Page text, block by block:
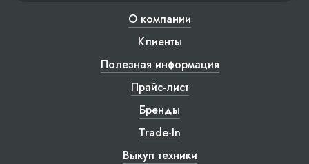
О компании
Клиенты
Полезная информация
Прайс-лист
Бренды
Trade-In
Выкуп техники